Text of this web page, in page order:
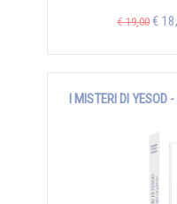
€ 19,00 €
I MISTERI DI